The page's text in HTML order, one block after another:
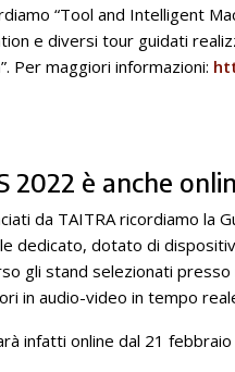
“Tool and Intelligent
e diversi tour guidati
Per maggiori informazioni:
2022 è anche
da TAITRA ricordiamo la
dedicato, dotato di
gli stand selezionati
in audio-video in tempo
infatti online dal 21